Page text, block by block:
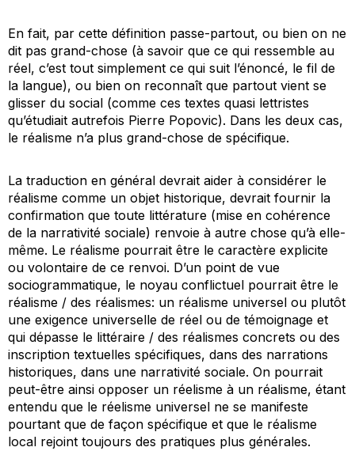
En fait, par cette définition passe-partout, ou bien on ne
dit pas grand-chose (à savoir que ce qui ressemble au
réel, c’est tout simplement ce qui suit l’énoncé, le fil de
la langue), ou bien on reconnaît que partout vient se
glisser du social (comme ces textes quasi lettristes
qu’étudiait autrefois Pierre Popovic). Dans les deux cas,
le réalisme n’a plus grand-chose de spécifique.
La traduction en général devrait aider à considérer le
réalisme comme un objet historique, devrait fournir la
confirmation que toute littérature (mise en cohérence
de la narrativité sociale) renvoie à autre chose qu’à elle-
même. Le réalisme pourrait être le caractère explicite
ou volontaire de ce renvoi. D’un point de vue
sociogrammatique, le noyau conflictuel pourrait être le
réalisme / des réalismes: un réalisme universel ou plutôt
une exigence universelle de réel ou de témoignage et
qui dépasse le littéraire / des réalismes concrets ou des
inscription textuelles spécifiques, dans des narrations
historiques, dans une narrativité sociale. On pourrait
peut-être ainsi opposer un réelisme à un réalisme, étant
entendu que le réelisme universel ne se manifeste
pourtant que de façon spécifique et que le réalisme
local rejoint toujours des pratiques plus générales.